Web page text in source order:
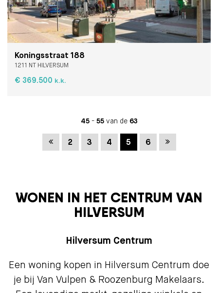
Koningsstraat 188
1211 NT HILVERSUM
€ 369.500 k.k.
45- 55van de 63
Vorige
2 3 4 5 6 Volgende
WONEN IN HET CENTRUM VAN
HILVERSUM
Hilversum Centrum
Een woning kopen in Hilversum Centrum doe
je bij Van Vulpen & Roozenburg Makelaars.